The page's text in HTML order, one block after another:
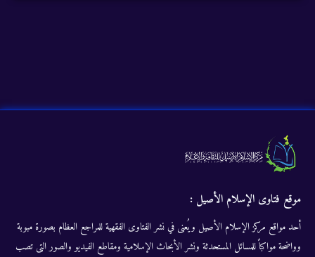
موقع فتاوى الإسلام الأصيل :
أحد مواقع مركز الإسلام الأصيل ويُعنى في نشر الفتاوى الفقهية للمراجع العظام بصورة مبوبة
وواضحة مواكباً للمسائل المستحدثة ونشر الأبحاث الإسلامية ومقاطع الفيديو والصور التى تصب